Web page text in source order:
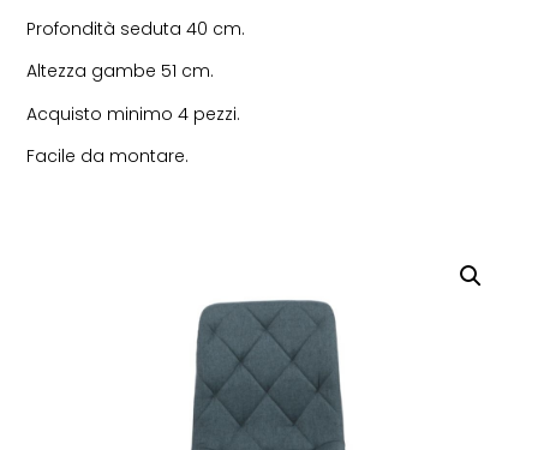
Profondità seduta 40 cm.
Altezza gambe 51 cm.
Acquisto minimo 4 pezzi.
Facile da montare.